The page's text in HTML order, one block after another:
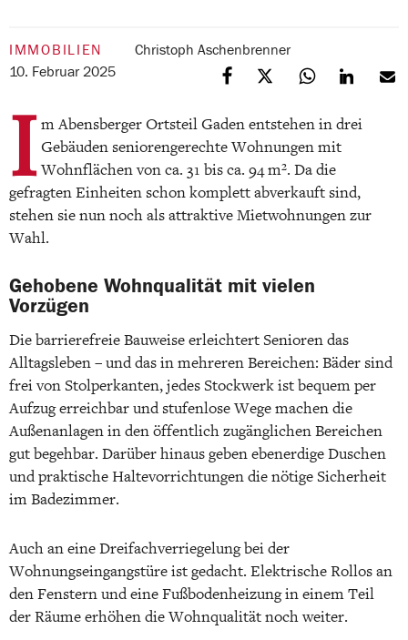
IMMOBILIEN
Christoph Aschenbrenner
10. Februar 2025
I m Abensberger Ortsteil Gaden entstehen in drei
Gebäuden seniorengerechte Wohnungen mit
Wohnflächen von ca. 31 bis ca. 94 m². Da die
gefragten Einheiten schon komplett abverkauft sind,
stehen sie nun noch als attraktive Mietwohnungen zur
Wahl.
Gehobene Wohnqualität mit vielen
Vorzügen
Die barrierefreie Bauweise erleichtert Senioren das
Alltagsleben – und das in mehreren Bereichen: Bäder sind
frei von Stolperkanten, jedes Stockwerk ist bequem per
Aufzug erreichbar und stufenlose Wege machen die
Außenanlagen in den öffentlich zugänglichen Bereichen
gut begehbar. Darüber hinaus geben ebenerdige Duschen
und praktische Haltevorrichtungen die nötige Sicherheit
im Badezimmer.
Auch an eine Dreifachverriegelung bei der
Wohnungseingangstüre ist gedacht. Elektrische Rollos an
den Fenstern und eine Fußbodenheizung in einem Teil
der Räume erhöhen die Wohnqualität noch weiter.